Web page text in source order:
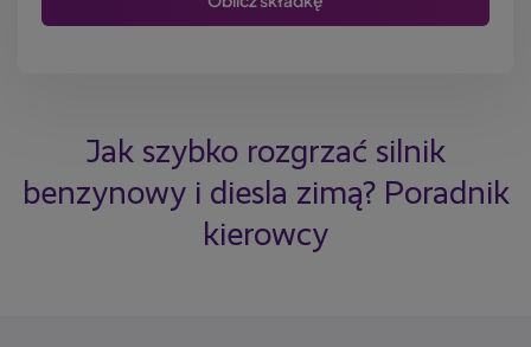
Jak szybko rozgrzać silnik
benzynowy i diesla zimą? Poradnik
kierowcy